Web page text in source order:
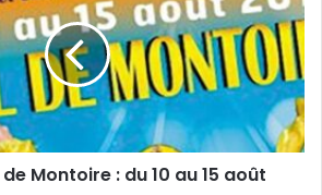
Montoire : du 10 au 15 août